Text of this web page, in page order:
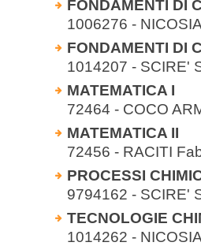
FONDAMENTI DI
1006276 -
FONDAMENTI DI
1014207 - SCIRE'
MATEMATICA I
72464 - COCO
MATEMATICA II
72456 - RACITI
PROCESSI
9794162 - SCIRE'
TECNOLOGIE
1014262 -